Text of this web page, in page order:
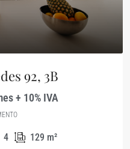
92, 3B
+ 10% IVA
4 129 m²